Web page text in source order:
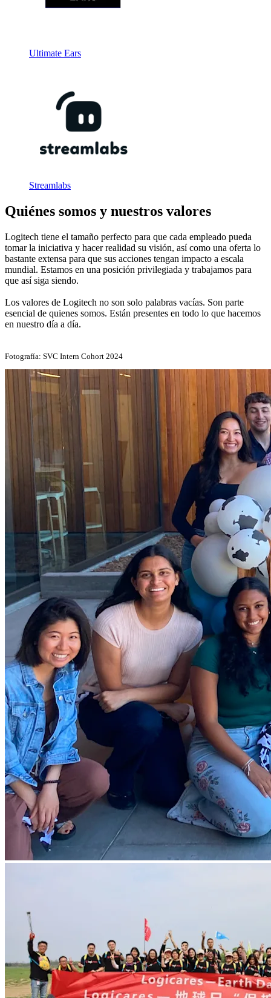
Ultimate Ears
Streamlabs
Quiénes somos y nuestros valores
Logitech tiene el tamaño perfecto para que cada empleado pueda
tomar la iniciativa y hacer realidad su visión, así como una oferta lo
bastante extensa para que sus acciones tengan impacto a escala
mundial. Estamos en una posición privilegiada y trabajamos para
que así siga siendo.
Los valores de Logitech no son solo palabras vacías. Son parte
esencial de quienes somos. Están presentes en todo lo que hacemos
en nuestro día a día.
Fotografía: SVC Intern Cohort 2024